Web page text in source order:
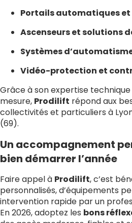
Portails automatiques
Ascenseurs et solutions
Systèmes
Vidéo-protection et
Grâce à son expertise
mesure, Prodilift répond aux
collectivités et particuliers à
(69).
Un accompagnement
bien démarrer l’année
Faire appel à Prodilift, c’est
personnalisés, d’équipements
intervention rapide par un
En 2026, adoptez les bons